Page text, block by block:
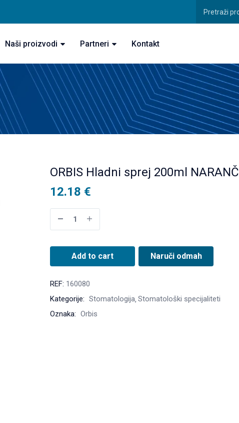
Naši proizvodi Partneri Kontakt
ORBIS Hladni sprej 200ml
12.18 €
Add to cart Naruči odmah
REF: 160080
Kategorije: Stomatologija Stomatološki specijaliteti
Oznaka: Orbis